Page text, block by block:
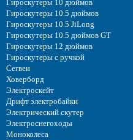
Гироскутеры 10 дюймов
Гироскутеры 10.5 дюймов
Гироскутеры 10.5 JiLong
Гироскутеры 10.5 дюймов GT
Гироскутеры 12 дюймов
Гироскутеры с ручкой
Сегвеи
Ховерборд
Электроскейт
Дрифт электробайки
Электрический скутер
Электроснегоходы
Моноколеса